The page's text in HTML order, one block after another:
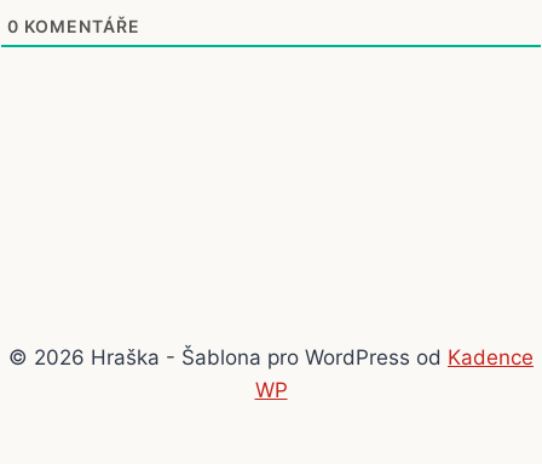
0 KOMENTÁŘE
© 2026 Hraška - Šablona pro WordPress od Kadence
WP